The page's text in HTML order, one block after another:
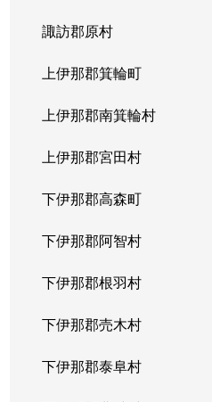
諏訪郡原村
上伊那郡箕輪町
上伊那郡南箕輪村
上伊那郡宮田村
下伊那郡高森町
下伊那郡阿智村
下伊那郡根羽村
下伊那郡売木村
下伊那郡泰阜村